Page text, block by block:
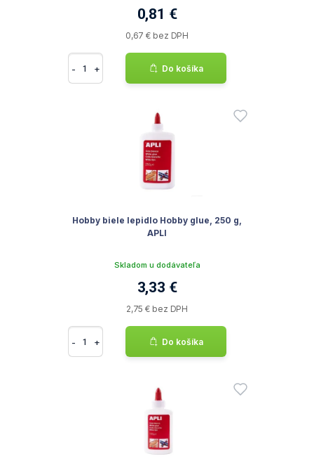
0,81 €
0,67 € bez DPH
- + Do košíka
Hobby biele lepidlo Hobby glue, 250 g,
APLI
Skladom u dodávateľa
3,33 €
2,75 € bez DPH
- + Do košíka